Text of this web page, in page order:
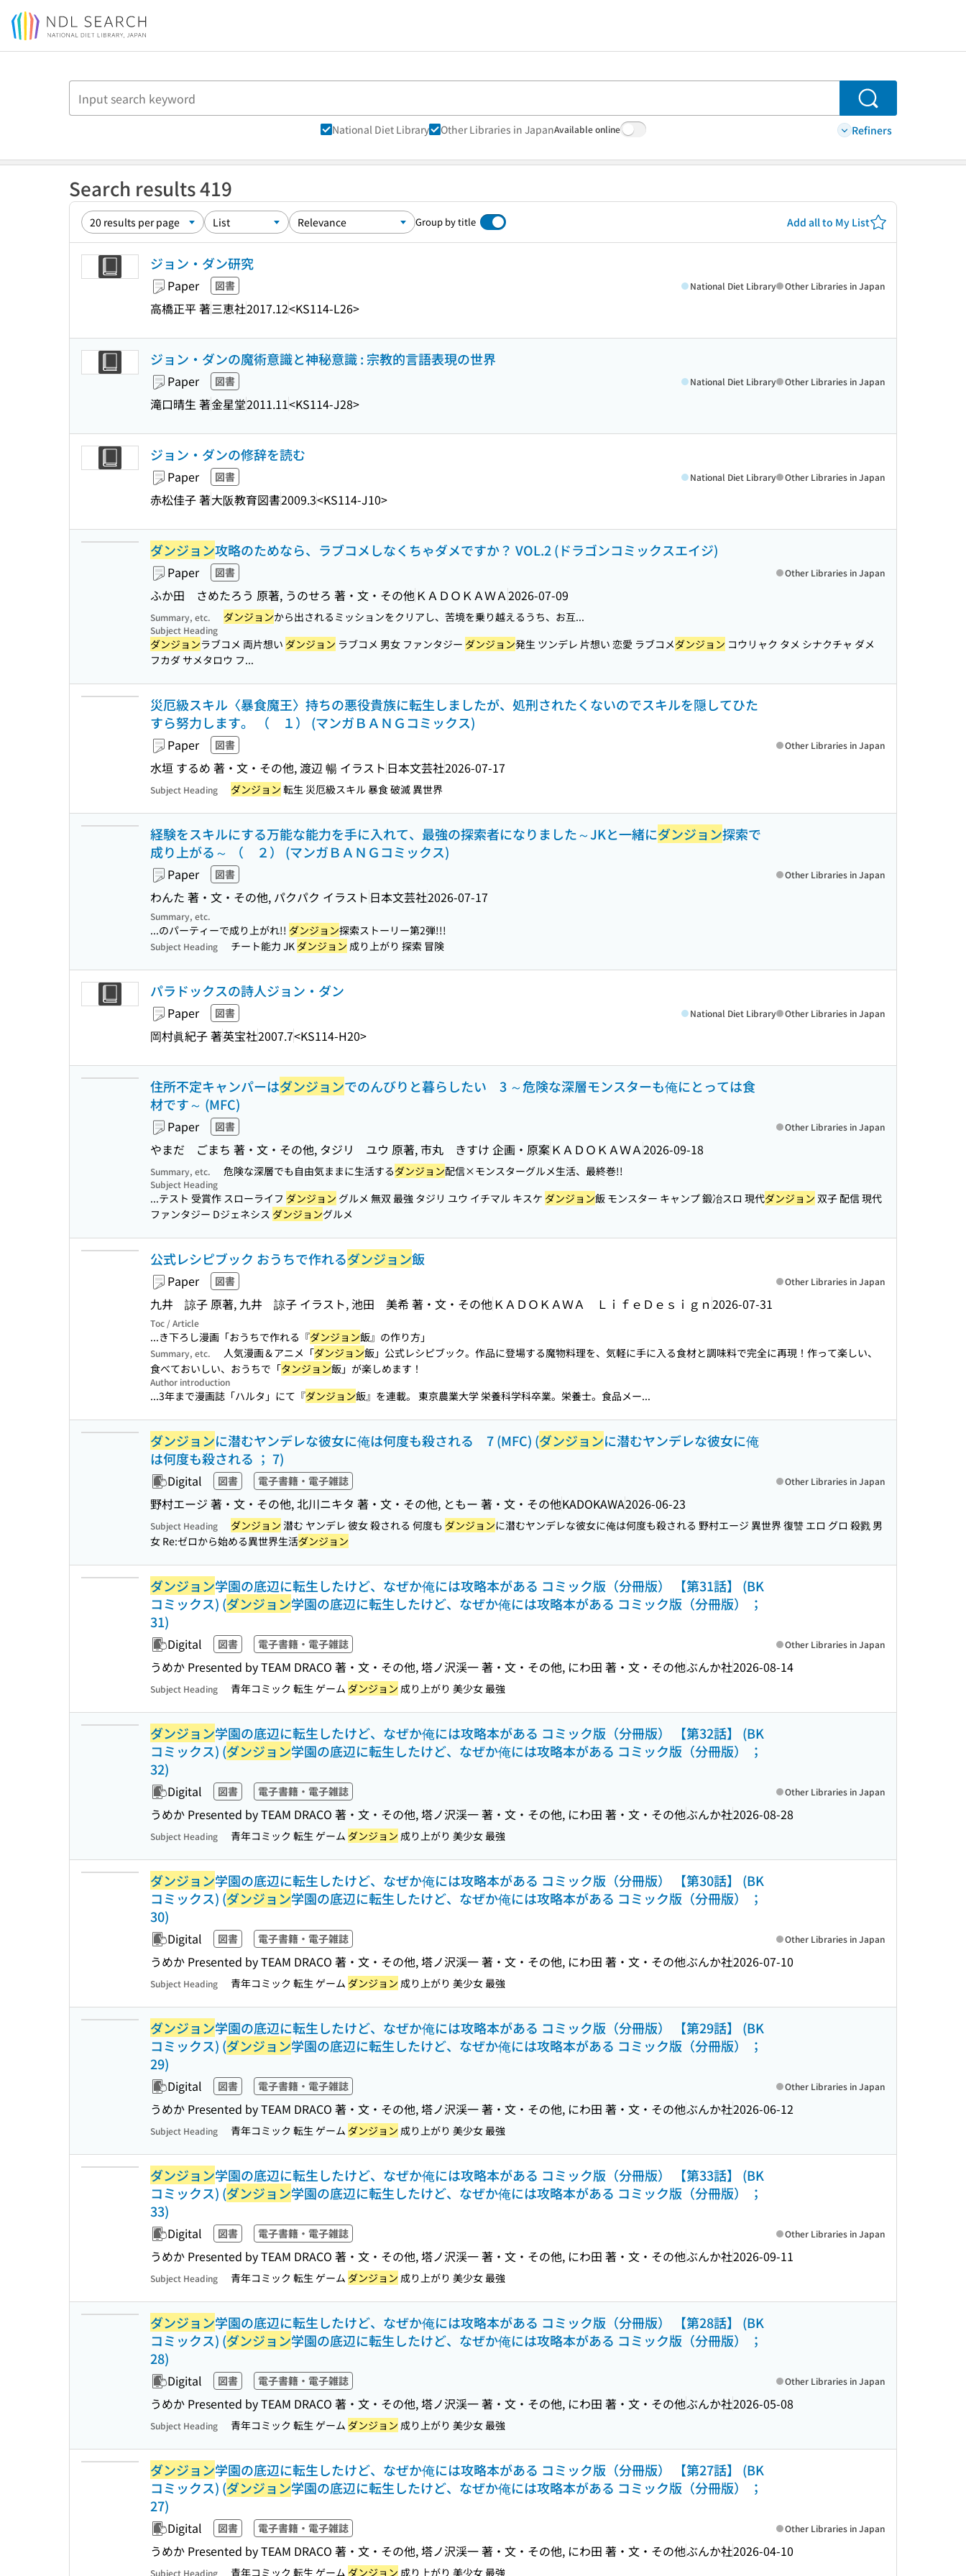
Jump to main content
Search
National Diet Library Other Libraries in JapanAvailable online Refiners
Search results 419
Group by title Add all to My List
ジョン・ダン研究
Paper 図書
高橋正平 著三恵社2017.12<KS114-L26>
National Diet Library Other Libraries in Japan
ジョン・ダンの魔術意識と神秘意識 : 宗教的言語表現の世界
Paper 図書
滝口晴生 著金星堂2011.11<KS114-J28>
National Diet Library Other Libraries in Japan
ジョン・ダンの修辞を読む
Paper 図書
赤松佳子 著大阪教育図書2009.3<KS114-J10>
National Diet Library Other Libraries in Japan
ダンジョン攻略のためなら、ラブコメしなくちゃダメですか？ VOL.2 (ドラゴンコミックスエイジ)
Paper 図書
ふか田 さめたろう 原著, うのせろ 著・文・その他ＫＡＤＯＫＡＷＡ2026-07-09
Other Libraries in Japan
Summary, etc. ダンジョンから出されるミッションをクリアし、苦境を乗り越えるうち、お互...
Subject Heading
ダンジョンラブコメ 両片想い ダンジョン ラブコメ 男女 ファンタジー ダンジョン発生 ツンデレ 片想い 恋愛 ラブコメダンジョン コウリャク タメ シナクチャ ダメ
フカダ サメタロウ フ...
災厄級スキル〈暴食魔王〉持ちの悪役貴族に転生しましたが、処刑されたくないのでスキルを隠してひた
すら努力します。 （ １） (マンガＢＡＮＧコミックス)
Paper 図書
水垣 するめ 著・文・その他, 渡辺 暢 イラスト 日本文芸社2026-07-17
Other Libraries in Japan
Subject Heading ダンジョン 転生 災厄級スキル 暴食 破滅 異世界
経験をスキルにする万能な能力を手に入れて、最強の探索者になりました～JKと一緒にダンジョン探索で
成り上がる～ （ ２） (マンガＢＡＮＧコミックス)
Paper 図書
わんた 著・文・その他, パクパク イラスト 日本文芸社2026-07-17
Other Libraries in Japan
Summary, etc.
...のパーティーで成り上がれ!! ダンジョン探索ストーリー第2弾!!!
Subject Heading チート能力 JK ダンジョン 成り上がり 探索 冒険
パラドックスの詩人ジョン・ダン
Paper 図書
岡村眞紀子 著英宝社2007.7<KS114-H20>
National Diet Library Other Libraries in Japan
住所不定キャンパーはダンジョンでのんびりと暮らしたい 3 ～危険な深層モンスターも俺にとっては食
材です～ (MFC)
Paper 図書
やまだ ごまち 著・文・その他, タジリ ユウ 原著, 市丸 きすけ 企画・原案ＫＡＤＯＫＡＷＡ2026-09-18
Other Libraries in Japan
Summary, etc. 危険な深層でも自由気ままに生活するダンジョン配信×モンスターグルメ生活、最終巻!!
Subject Heading
...テスト 受賞作 スローライフ ダンジョン グルメ 無双 最強 タジリ ユウ イチマル キスケ ダンジョン飯 モンスター キャンプ 鍛冶スロ 現代ダンジョン 双子 配信 現代
ファンタジー Dジェネシス ダンジョングルメ
公式レシピブック おうちで作れるダンジョン飯
Paper 図書
九井 諒子 原著, 九井 諒子 イラスト, 池田 美希 著・文・その他ＫＡＤＯＫＡＷＡ ＬｉｆｅＤｅｓｉｇｎ 2026-07-31
Other Libraries in Japan
Toc / Article
...き下ろし漫画「おうちで作れる『ダンジョン飯』の作り方」
Summary, etc. 人気漫画＆アニメ「ダンジョン飯」公式レシピブック。作品に登場する魔物料理を、気軽に手に入る食材と調味料で完全に再現！作って楽しい、
食べておいしい、おうちで「タンジョン飯」が楽しめます！
Author introduction
...3年まで漫画誌「ハルタ」にて『ダンジョン飯』を連載。 東京農業大学 栄養科学科卒業。栄養士。食品メー...
ダンジョンに潜むヤンデレな彼女に俺は何度も殺される 7 (MFC) (ダンジョンに潜むヤンデレな彼女に俺
は何度も殺される ； 7)
Digital 図書 電子書籍・電子雑誌
野村エージ 著・文・その他, 北川ニキタ 著・文・その他, ともー 著・文・その他KADOKAWA2026-06-23
Other Libraries in Japan
Subject Heading ダンジョン 潜む ヤンデレ 彼女 殺される 何度も ダンジョンに潜むヤンデレな彼女に俺は何度も殺される 野村エージ 異世界 復讐 エロ グロ 殺戮 男
女 Re:ゼロから始める異世界生活ダンジョン
ダンジョン学園の底辺に転生したけど、なぜか俺には攻略本がある コミック版（分冊版） 【第31話】 (BK
コミックス) (ダンジョン学園の底辺に転生したけど、なぜか俺には攻略本がある コミック版（分冊版） ；
31)
Digital 図書 電子書籍・電子雑誌
うめか Presented by TEAM DRACO 著・文・その他, 塔ノ沢渓一 著・文・その他, にわ田 著・文・その他ぶんか社2026-08-14
Other Libraries in Japan
Subject Heading 青年コミック 転生 ゲーム ダンジョン 成り上がり 美少女 最強
ダンジョン学園の底辺に転生したけど、なぜか俺には攻略本がある コミック版（分冊版） 【第32話】 (BK
コミックス) (ダンジョン学園の底辺に転生したけど、なぜか俺には攻略本がある コミック版（分冊版） ；
32)
Digital 図書 電子書籍・電子雑誌
うめか Presented by TEAM DRACO 著・文・その他, 塔ノ沢渓一 著・文・その他, にわ田 著・文・その他ぶんか社2026-08-28
Other Libraries in Japan
Subject Heading 青年コミック 転生 ゲーム ダンジョン 成り上がり 美少女 最強
ダンジョン学園の底辺に転生したけど、なぜか俺には攻略本がある コミック版（分冊版） 【第30話】 (BK
コミックス) (ダンジョン学園の底辺に転生したけど、なぜか俺には攻略本がある コミック版（分冊版） ；
30)
Digital 図書 電子書籍・電子雑誌
うめか Presented by TEAM DRACO 著・文・その他, 塔ノ沢渓一 著・文・その他, にわ田 著・文・その他ぶんか社2026-07-10
Other Libraries in Japan
Subject Heading 青年コミック 転生 ゲーム ダンジョン 成り上がり 美少女 最強
ダンジョン学園の底辺に転生したけど、なぜか俺には攻略本がある コミック版（分冊版） 【第29話】 (BK
コミックス) (ダンジョン学園の底辺に転生したけど、なぜか俺には攻略本がある コミック版（分冊版） ；
29)
Digital 図書 電子書籍・電子雑誌
うめか Presented by TEAM DRACO 著・文・その他, 塔ノ沢渓一 著・文・その他, にわ田 著・文・その他ぶんか社2026-06-12
Other Libraries in Japan
Subject Heading 青年コミック 転生 ゲーム ダンジョン 成り上がり 美少女 最強
ダンジョン学園の底辺に転生したけど、なぜか俺には攻略本がある コミック版（分冊版） 【第33話】 (BK
コミックス) (ダンジョン学園の底辺に転生したけど、なぜか俺には攻略本がある コミック版（分冊版） ；
33)
Digital 図書 電子書籍・電子雑誌
うめか Presented by TEAM DRACO 著・文・その他, 塔ノ沢渓一 著・文・その他, にわ田 著・文・その他ぶんか社2026-09-11
Other Libraries in Japan
Subject Heading 青年コミック 転生 ゲーム ダンジョン 成り上がり 美少女 最強
ダンジョン学園の底辺に転生したけど、なぜか俺には攻略本がある コミック版（分冊版） 【第28話】 (BK
コミックス) (ダンジョン学園の底辺に転生したけど、なぜか俺には攻略本がある コミック版（分冊版） ；
28)
Digital 図書 電子書籍・電子雑誌
うめか Presented by TEAM DRACO 著・文・その他, 塔ノ沢渓一 著・文・その他, にわ田 著・文・その他ぶんか社2026-05-08
Other Libraries in Japan
Subject Heading 青年コミック 転生 ゲーム ダンジョン 成り上がり 美少女 最強
ダンジョン学園の底辺に転生したけど、なぜか俺には攻略本がある コミック版（分冊版） 【第27話】 (BK
コミックス) (ダンジョン学園の底辺に転生したけど、なぜか俺には攻略本がある コミック版（分冊版） ；
27)
Digital 図書 電子書籍・電子雑誌
うめか Presented by TEAM DRACO 著・文・その他, 塔ノ沢渓一 著・文・その他, にわ田 著・文・その他ぶんか社2026-04-10
Other Libraries in Japan
Subject Heading 青年コミック 転生 ゲーム ダンジョン 成り上がり 美少女 最強